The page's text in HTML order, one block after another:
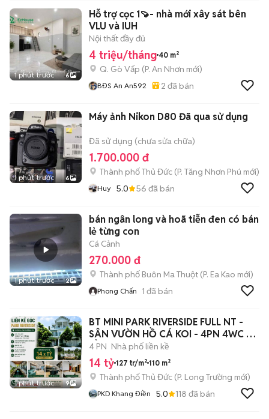
1 phút trước 6
Hỗ trợ cọc 1🍠- nhà mới xây sát bên
VLU và IUH
Nội thất đầy đủ
4 triệu/tháng 40 m²
Q. Gò Vấp (P. An Nhơn mới)
BĐS An An592 2 đã bán
1 phút trước 6
Máy ảnh Nikon D80 Đã qua sử dụng
Đã sử dụng (chưa sửa chữa)
1.700.000 đ
Thành phố Thủ Đức (P. Tăng Nhơn Phú mới)
Huy 5.0 56 đã bán
1 phút trước 2
bán ngân long và hoã tiễn đen có bán
lẻ từng con
Cá Cảnh
270.000 đ
Thành phố Buôn Ma Thuột (P. Ea Kao mới)
Phong Chấn 1 đã bán
1 phút trước 9
BT MINI PARK RIVERSIDE FULL NT -
SÂN VƯỜN HỒ CÁ KOI - 4PN 4WC - 3
TẦNG
4 PN Nhà phố liền kề
14 tỷ 127 tr/m² 110 m²
Thành phố Thủ Đức (P. Long Trường mới)
PKD Khang Điền 5.0 118 đã bán